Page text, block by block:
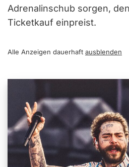
Adrenalinschub sorgen,
Ticketkauf einpreist.
Alle Anzeigen dauerhaft ausblenden